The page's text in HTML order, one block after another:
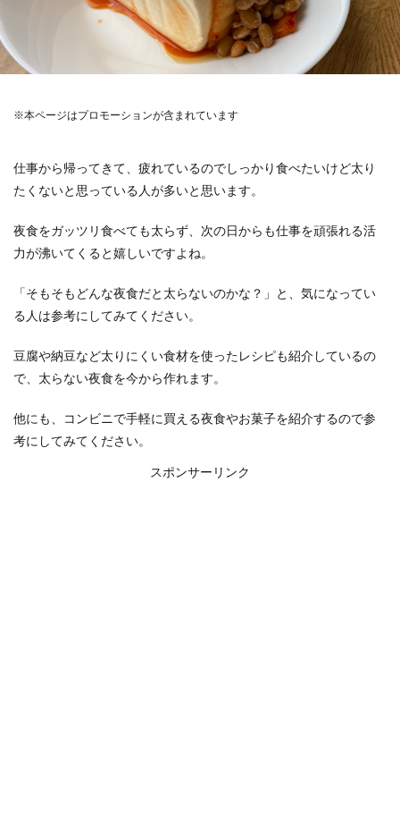
※本ページはプロモーションが含まれています
仕事から帰ってきて、疲れているのでしっかり食べたいけど太り
たくないと思っている人が多いと思います。
夜食をガッツリ食べても太らず、次の日からも仕事を頑張れる活
力が沸いてくると嬉しいですよね。
「そもそもどんな夜食だと太らないのかな？」と、気になってい
る人は参考にしてみてください。
豆腐や納豆など太りにくい食材を使ったレシピも紹介しているの
で、太らない夜食を今から作れます。
他にも、コンビニで手軽に買える夜食やお菓子を紹介するので参
考にしてみてください。
スポンサーリンク